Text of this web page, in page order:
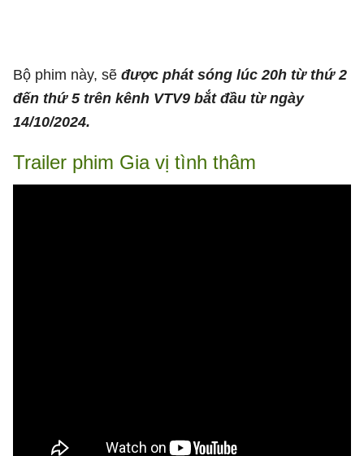
Bộ phim này, sẽ được phát sóng lúc 20h từ thứ 2
đến thứ 5 trên kênh VTV9 bắt đầu từ ngày
14/10/2024.
Trailer phim Gia vị tình thâm